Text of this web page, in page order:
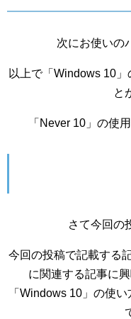
次にお使いの
以上で「Windows 10
と
「Never 10」の使
さて今回の
今回の投稿で記載する
に関連する記事に
「Windows 10」の使